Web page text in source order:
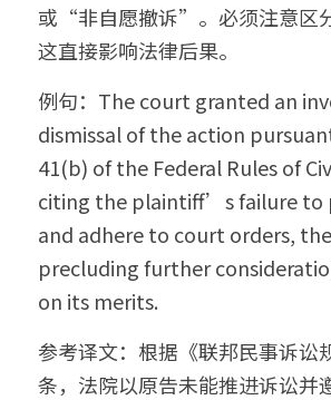
或“非自愿撤诉”。必须注意区
这直接影响法律后果。
例句：The court granted an
dismissal of the action
41(b) of the Federal Rules of
citing the plaintiff’s failure to
and adhere to court orders,
precluding further
on its merits.
参考译文：根据《联邦民事诉讼
条，法院以原告未能推进诉讼并